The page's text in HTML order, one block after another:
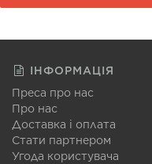
ІНФОРМАЦІЯ
Преса про нас
Про нас
Доставка і оплата
Стати партнером
Угода користувача